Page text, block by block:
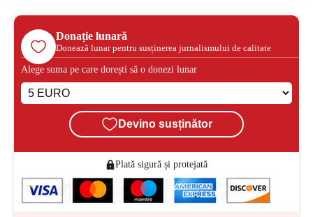
Donație lunară
Donează lunar pentru susținerea jurnalismului de calitate
Alege suma pe care dorești să o donezi lunar
Devino susținător
Plată sigură și protejată